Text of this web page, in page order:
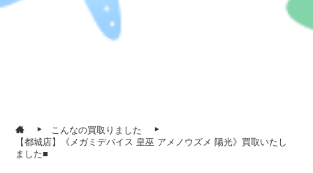
こんなの買取りました
【都城店】《メガミデバイス 皇巫 アメノウズメ 陽光》買取いたし
ました■